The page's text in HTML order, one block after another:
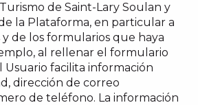
de Saint-Lary Soulan y
la Plataforma, en particular a
y de los formularios que haya
al rellenar el formulario
Usuario facilita información
dirección de correo
de teléfono. La información